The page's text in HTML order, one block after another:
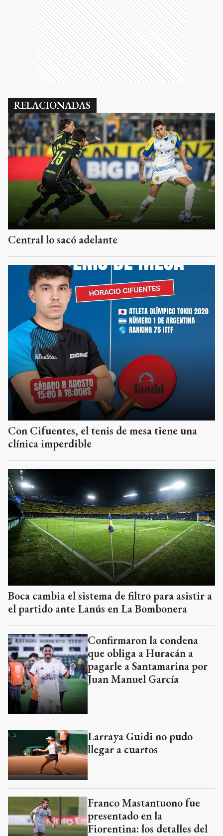
RELACIONADAS
Central lo sacó adelante
Con Cifuentes, el tenis de mesa tiene una
clínica imperdible
Boca cambia el sistema de filtro para asistir a
el partido ante Lanús en La Bombonera
Confirmaron la condena
que obliga a Huracán a
pagarle a Santamarina por
Juan Manuel García
Larraya Guidi no pudo
llegar a cuartos
Franco Mastantuono fue
presentado en la
Fiorentina: los detalles del